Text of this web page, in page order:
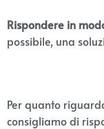
Rispondere in
possibile, una
Per quanto
consigliamo di